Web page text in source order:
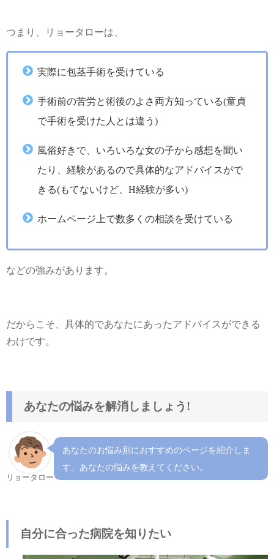
つまり、リョータローは、
実際に包茎手術を受けている
手術前の苦労と術後のよさ両方知っている(童貞
で手術を受けた人とは違う)
風俗好きで、いろいろな女の子から感想を聞い
たり、経験があるので具体的なアドバイスがで
きる(もてないけど、H経験が多い)
ホームページ上で数多くの相談を受けている
などの強みがあります。
だからこそ、具体的であなたにあったアドバイスができる
わけです。
あなたの悩みを解消しましょう!
リョータロー
あなたのお悩み別におすすめのページを紹介しま
す。あなたの悩みを教えてください。
自分に合った病院を知りたい